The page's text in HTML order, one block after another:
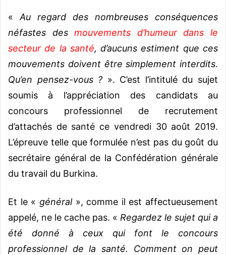
« Au regard des nombreuses conséquences
néfastes desmouvements d’humeur dans le
secteur de la santé, d’aucuns estiment que ces
mouvements doivent être simplement interdits.
Qu’en pensez-vous ? ». C’est l’intitulé du sujet
soumis à l’appréciation des candidats au
concours professionnel de recrutement
d’attachés de santé ce vendredi 30 août 2019.
L’épreuve telle que formulée n’est pas du goût du
secrétaire général de la Confédération générale
du travail du Burkina.
Et le « général», comme il est affectueusement
appelé, ne le cache pas. « Regardez le sujet qui a
été donné à ceux qui font le concours
professionnel de la santé. Comment on peut